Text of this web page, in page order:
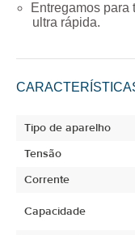
Entregamos para
ultra rápida.
Tipo de aparelho
Tensão
Corrente
Capacidade